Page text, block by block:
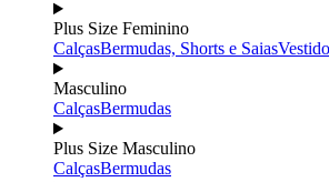
Plus Size Feminino
CalçasBermudas, Shorts e Saias
Masculino
CalçasBermudas
Plus Size Masculino
CalçasBermudas